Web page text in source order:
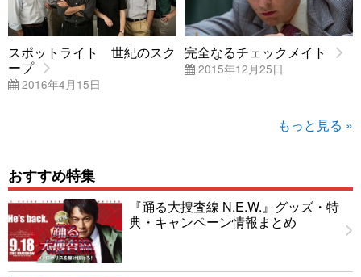
スポットライト 世紀のスク
ープ
2016年4月15日
完全なるチェックメイト
2015年12月25日
もっと見る »
おすすめ特集
『踊る大捜査線 N.E.W.』グッズ・特
典・キャンペーン情報まとめ